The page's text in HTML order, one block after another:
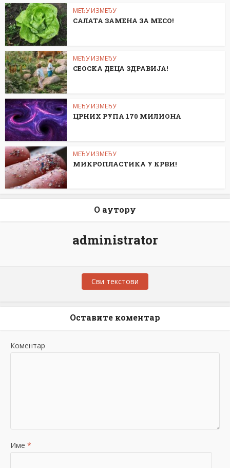
МЕЂУ ИЗМЕЂУ
САЛАТА ЗАМЕНА ЗА МЕСО!
МЕЂУ ИЗМЕЂУ
СЕОСKА ДЕЦА ЗДРАВИЈА!
МЕЂУ ИЗМЕЂУ
ЦРНИХ РУПА 170 МИЛИОНА
МЕЂУ ИЗМЕЂУ
МИКРОПЛАСТИКА У КРВИ!
О аутору
administrator
Сви текстови
Оставите коментар
Коментар
Име *